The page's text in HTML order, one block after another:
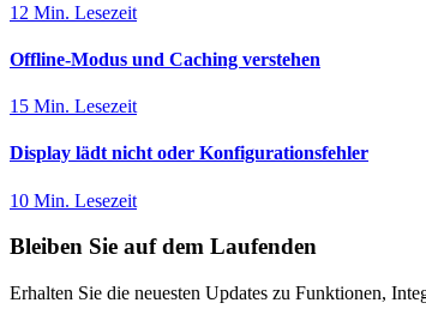
12 Min. Lesezeit
Offline-Modus und Caching verstehen
15 Min. Lesezeit
Display lädt nicht oder Konfigurationsfehler
10 Min. Lesezeit
Bleiben Sie auf dem Laufenden
Erhalten Sie die neuesten Updates zu Funktionen,